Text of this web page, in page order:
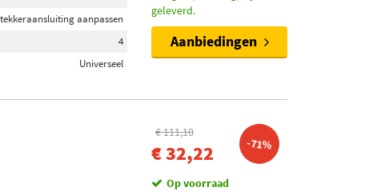
aanpassen
4
Universeel
geleverd.
Aanbiedingen
€ 111,10
€ 32,22 -71%
Op voorraad